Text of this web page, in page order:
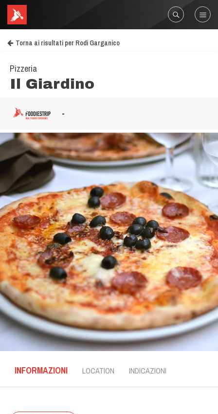
Torna ai risultati per Rodi Garganico
Pizzeria
Il Giardino
-
INFORMAZIONI LOCATION INDICAZIONI